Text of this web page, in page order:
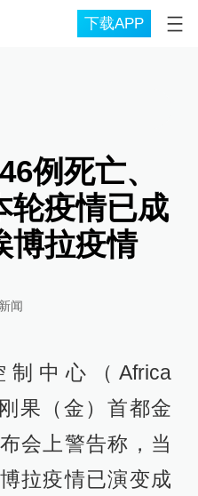
下载APP
例死亡、
轮疫情已成
博拉疫情
闻
中心（Africa
果（金）首都金
会上警告称，当
拉疫情已演变成